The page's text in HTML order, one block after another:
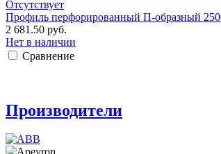
Отсутствует
Профиль перфорированный П-образный
2 681.50 руб.
Нет в наличии
Сравнение
Производители